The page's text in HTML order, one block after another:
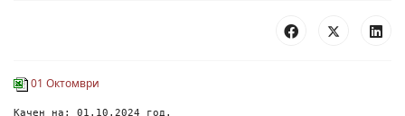
01 Октомври
Качен на: 01.10.2024 год.